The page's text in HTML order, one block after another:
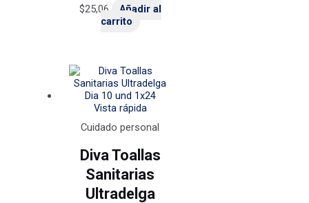
$25,06
Añadir al
carrito
Vista rápida
Cuidado personal
Diva Toallas
Sanitarias
Ultradelga